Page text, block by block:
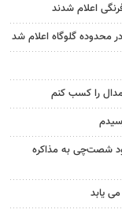
اعلام شدند
محدوده گلوگاه اعلام شد
را کسب کنم
شصت‌چی به مذاکره